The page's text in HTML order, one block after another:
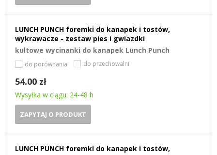
LUNCH PUNCH foremki do kanapek i tostów,
wykrawacze - zestaw pies i gwiazdki
kultowe wycinanki do kanapek Lunch Punch
do porównania do przechowalni
54.00 zł
Wysyłka w ciągu: 24-48 h
ZAPYTAJ O PRODUKT
LUNCH PUNCH foremki do kanapek i tostów,